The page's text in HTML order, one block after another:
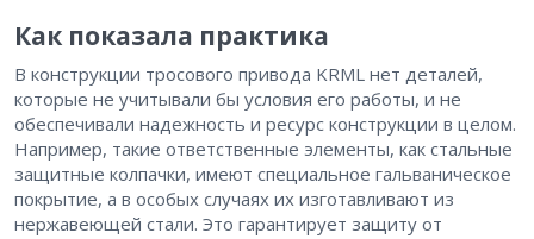
Как показала практика
В конструкции тросового привода KRML нет деталей,
которые не учитывали бы условия его работы, и не
обеспечивали надежность и ресурс конструкции в целом.
Например, такие ответственные элементы, как стальные
защитные колпачки, имеют специальное гальваническое
покрытие, а в особых случаях их изготавливают из
нержавеющей стали. Это гарантирует защиту от